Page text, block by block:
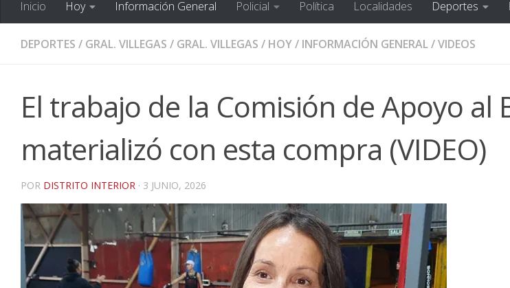
Inicio Hoy Información General Policial Política Localidades Deportes
DEPORTES / GRAL. VILLEGAS / GRAL. VILLEGAS / HOY/ INFORMACIÓN GENERAL/VIDEOS
El trabajo de la Comisión de Apoyo al
materializó con esta compra (VIDEO)
POR DISTRITO INTERIOR · 3 JUNIO, 2026